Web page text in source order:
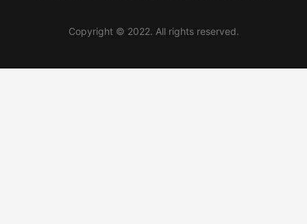
Copyright © 2022. All rights reserved.